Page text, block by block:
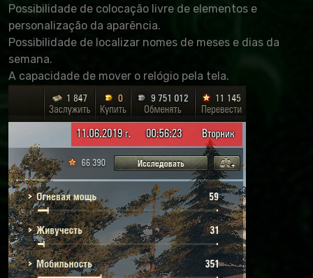
Possibilidade de colocação livre de elementos e
personalização da aparência.
Possibilidade de localizar nomes de meses e dias da
semana.
A capacidade de mover o relógio pela tela.